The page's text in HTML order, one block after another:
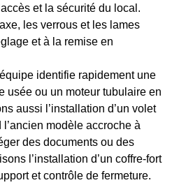
et la sécurité du local.
les verrous et les lames
et à la remise en
identifie rapidement une
usée ou un moteur tubulaire en
aussi l’installation d’un volet
modèle accroche à
des documents ou des
l’installation d’un coffre-fort
et contrôle de fermeture.